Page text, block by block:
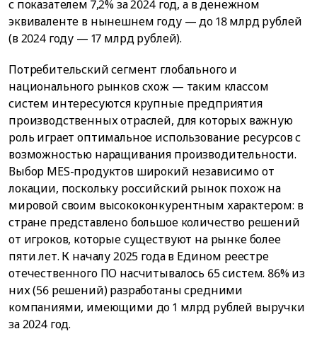
с показателем 7,2% за 2024 год, а в денежном
эквиваленте в нынешнем году — до 18 млрд рублей
(в 2024 году — 17 млрд рублей).
Потребительский сегмент глобального и
национального рынков схож — таким классом
систем интересуются крупные предприятия
производственных отраслей, для которых важную
роль играет оптимальное использование ресурсов с
возможностью наращивания производительности.
Выбор MES-продуктов широкий независимо от
локации, поскольку российский рынок похож на
мировой своим высококонкурентным характером: в
стране представлено большое количество решений
от игроков, которые существуют на рынке более
пяти лет. К началу 2025 года в Едином реестре
отечественного ПО насчитывалось 65 систем. 86% из
них (56 решений) разработаны средними
компаниями, имеющими до 1 млрд рублей выручки
за 2024 год.